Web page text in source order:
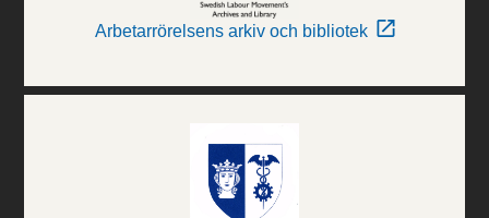
Arbetarrörelsens arkiv och bibliotek